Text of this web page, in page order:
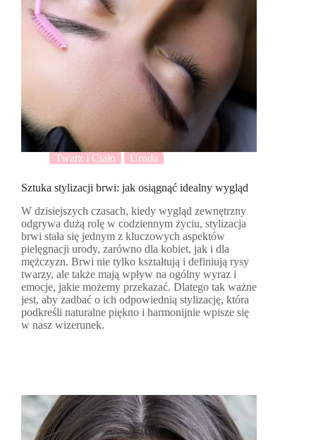
Twarz i Ciało Uroda
Sztuka stylizacji brwi: jak osiągnąć idealny wygląd
W dzisiejszych czasach, kiedy wygląd zewnętrzny
odgrywa dużą rolę w codziennym życiu, stylizacja
brwi stała się jednym z kluczowych aspektów
pielęgnacji urody, zarówno dla kobiet, jak i dla
mężczyzn. Brwi nie tylko kształtują i definiują rysy
twarzy, ale także mają wpływ na ogólny wyraz i
emocje, jakie możemy przekazać. Dlatego tak ważne
jest, aby zadbać o ich odpowiednią stylizację, która
podkreśli naturalne piękno i harmonijnie wpisze się
w nasz wizerunek.